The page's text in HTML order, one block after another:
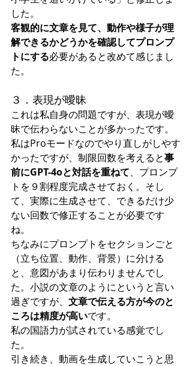
した。
客観的に文章を見て、動作や様子が理
解できるかどうかを確認してプロンプ
トにする必要があると改めて感じまし
た。
３．表現が曖昧
これは私自身の問題ですが、表現が曖
昧で伝わらないことが多かったです。
私はProモードなのでやり直しがしやす
かったですが、制限回数を考えると事
前にGPT-4oと対話を重ねて、プロンプ
トを９割程度完成させておく。そし
て、実際に生成させて、できるだけ少
ない回数で修正することが必要です
ね。
ちなみにプロンプトをセクションごと
（立ち位置、動作、背景）に分ける
と、意図があまり伝わりませんでし
た。小説の文章のようにというと言い
過ぎですが、 文章で伝える方が今のと
ころは精度が高いです。
私の国語力が試されている感覚でし
た。
引き続き、動画を生成していこうと思